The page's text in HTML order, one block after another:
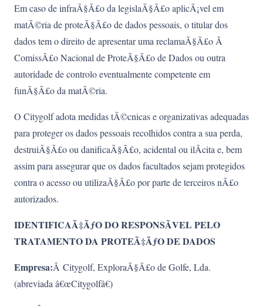
Em caso de infraÃ§Ã£o da legislaÃ§Ã£o aplicÃ¡vel em
matÃ©ria de proteÃ§Ã£o de dados pessoais, o titular dos
dados tem o direito de apresentar uma reclamaÃ§Ã£o Ã
ComissÃ£o Nacional de ProteÃ§Ã£o de Dados ou outra
autoridade de controlo eventualmente competente em
funÃ§Ã£o da matÃ©ria.
O Citygolf adota medidas tÃ©cnicas e organizativas adequadas
para proteger os dados pessoais recolhidos contra a sua perda,
destruiÃ§Ã£o ou danificaÃ§Ã£o, acidental ou ilÃ­cita e, bem
assim para assegurar que os dados facultados sejam protegidos
contra o acesso ou utilizaÃ§Ã£o por parte de terceiros nÃ£o
autorizados.
IDENTIFICAÃ‡ÃƒO DO RESPONSÃVEL PELO
TRATAMENTO DA PROTEÃ‡ÃƒO DE DADOS
Empresa:Â Citygolf, ExploraÃ§Ã£o de Golfe, Lda.
(abreviada â€œCitygolfâ€)